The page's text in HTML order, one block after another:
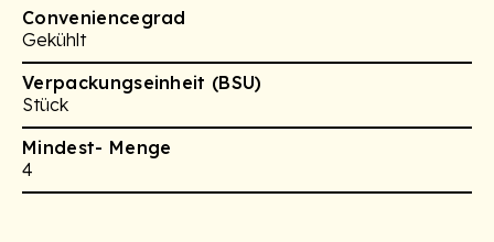
Conveniencegrad
Gekühlt
Verpackungseinheit (BSU)
Stück
Mindest- Menge
4